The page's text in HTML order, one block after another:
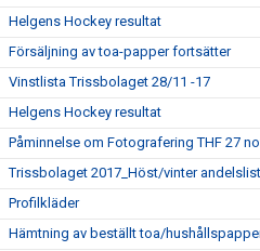
Helgens Hockey resultat
Försäljning av toa-papper fortsätter
Vinstlista Trissbolaget 28/11 -17
Helgens Hockey resultat
Påminnelse om Fotografering THF 27
Trissbolaget 2017_Höst/vinter
Profilkläder
Hämtning av beställt toa/